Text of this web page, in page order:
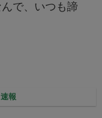
で、いつも諦
報